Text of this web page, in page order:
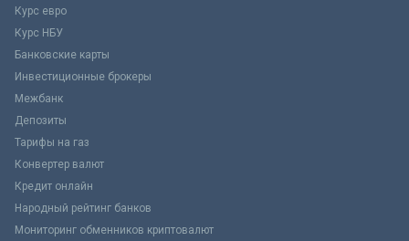
Курс евро
Курс НБУ
Банковские карты
Инвестиционные брокеры
Межбанк
Депозиты
Тарифы на газ
Конвертер валют
Кредит онлайн
Народный рейтинг банков
Мониторинг обменников криптовалют